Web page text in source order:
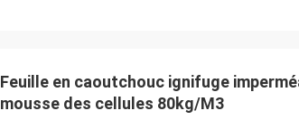
Feuille en caoutchouc ignifuge
mousse des cellules 80kg/M3